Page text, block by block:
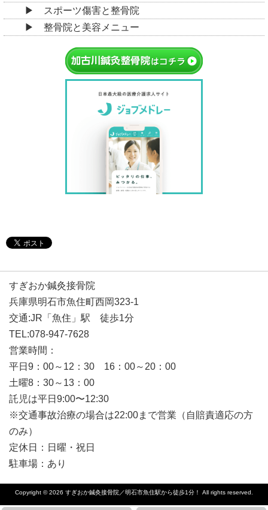
スポーツ傷害と整骨院
整骨院と美容メニュー
すぎおか鍼灸接骨院
兵庫県明石市魚住町西岡323-1
交通:JR「魚住」駅 徒歩1分
TEL:078-947-7628
営業時間：
平日9：00～12：30 16：00～20：00
土曜8：30～13：00
託児は平日9:00〜12:30
※交通事故治療の場合は22:00まで営業（自賠責適応の方
のみ）
定休日：日曜・祝日
駐車場：あり
Copyright © 2026 すぎおか鍼灸接骨院／明石市魚住駅から徒歩1分！ All rights reserved.